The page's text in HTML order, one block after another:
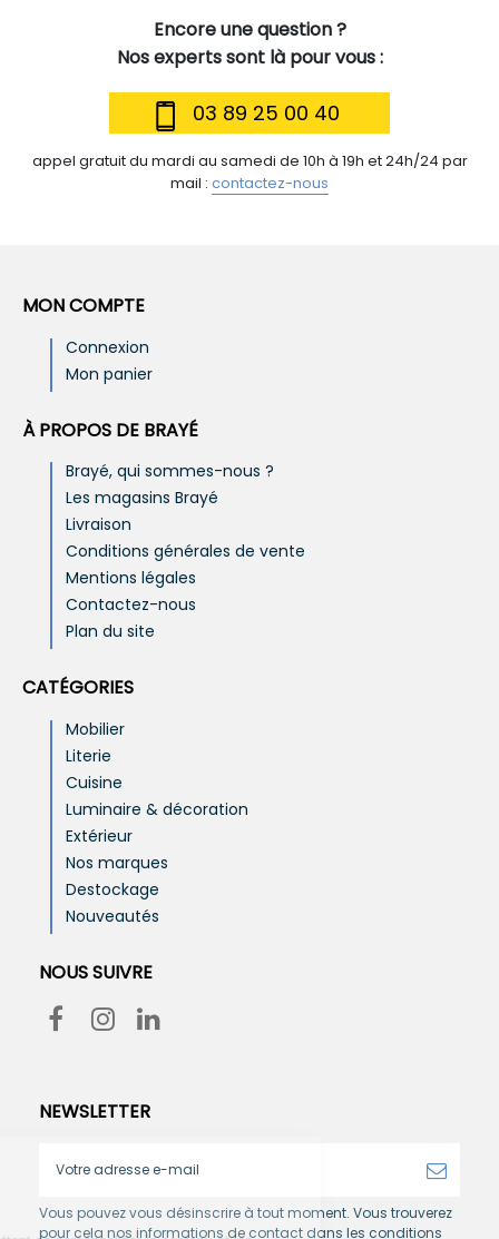
Encore une question ?
Nos experts sont là pour vous :
03 89 25 00 40
appel gratuit du mardi au samedi de 10h à 19h et 24h/24 par
mail : contactez-nous
MON COMPTE
Connexion
Mon panier
À PROPOS DE BRAYÉ
Brayé, qui sommes-nous ?
Les magasins Brayé
Livraison
Conditions générales de vente
Mentions légales
Contactez-nous
Plan du site
CATÉGORIES
Mobilier
Literie
Cuisine
Luminaire & décoration
Extérieur
Nos marques
Destockage
Nouveautés
NOUS SUIVRE
NEWSLETTER
Vous pouvez vous désinscrire à tout moment. Vous trouverez
pour cela nos informations de contact dans les conditions